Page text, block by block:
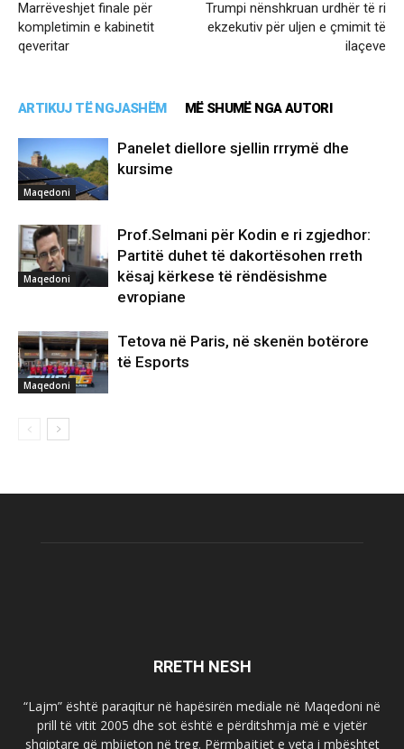
Marrëveshjet finale për
kompletimin e kabinetit
qeveritar
Trumpi nënshkruan urdhër të ri
ekzekutiv për uljen e çmimit të
ilaçeve
ARTIKUJ TË NGJASHËM MË SHUMË NGA AUTORI
Maqedoni
Panelet diellore sjellin rrrymë dhe
kursime
Maqedoni
Prof.Selmani për Kodin e ri zgjedhor:
Partitë duhet të dakortësohen rreth
kësaj kërkese të rëndësishme
evropiane
Maqedoni
Tetova në Paris, në skenën botërore
të Esports
RRETH NESH
“Lajm” është paraqitur në hapësirën mediale në Maqedoni në
prill të vitit 2005 dhe sot është e përditshmja më e vjetër
shqiptare që mbijeton në treg. Përmbajtjet e veta i mbështet